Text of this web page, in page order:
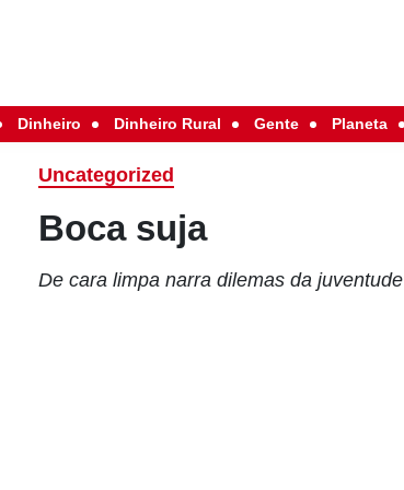
Dinheiro Dinheiro Rural Gente Planeta
Uncategorized
Boca suja
De cara limpa narra dilemas da juventude